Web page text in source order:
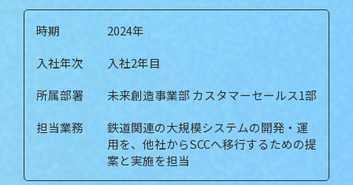
時期
2024年
入社年次
入社2年目
所属部署
未来創造事業部 カスタマーセールス1部
担当業務
鉄道関連の大規模システムの開発・運
用を、他社からSCCへ移行するための提
案と実施を担当